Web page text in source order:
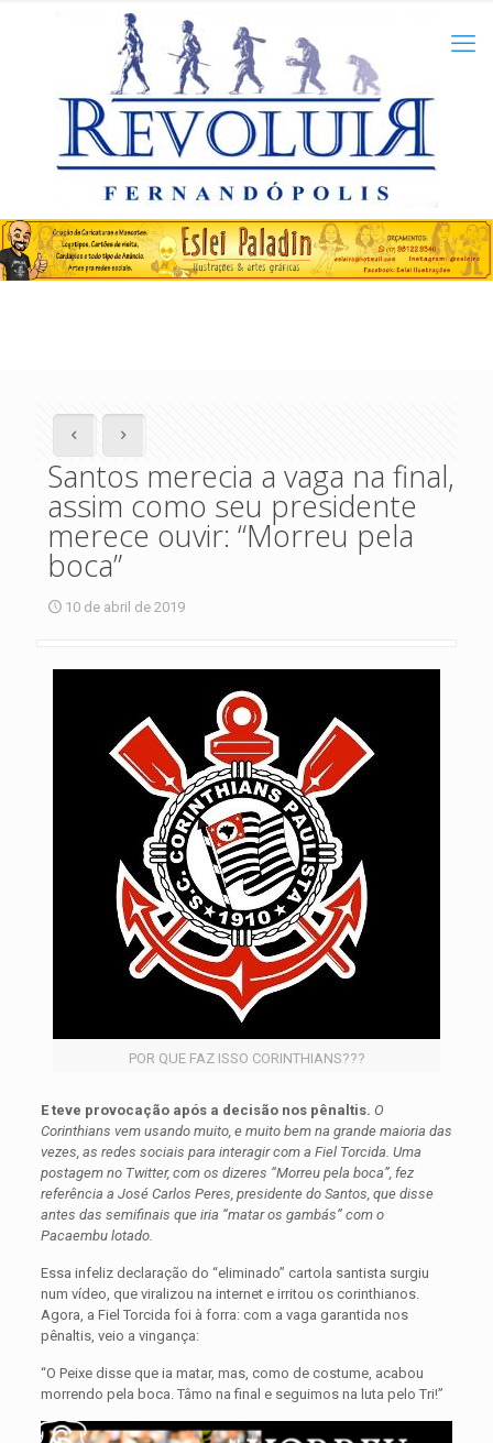
Santos merecia a vaga na final,
assim como seu presidente
merece ouvir: “Morreu pela
boca”
10 de abril de 2019
POR QUE FAZ ISSO CORINTHIANS???
E teve provocação após a decisão nos pênaltis. O
Corinthians vem usando muito, e muito bem na grande maioria das
vezes, as redes sociais para interagir com a Fiel Torcida. Uma
postagem no Twitter, com os dizeres “Morreu pela boca”, fez
referência a José Carlos Peres, presidente do Santos, que disse
antes das semifinais que iria “matar os gambás” com o
Pacaembu lotado.
Essa infeliz declaração do “eliminado” cartola santista surgiu
num vídeo, que viralizou na internet e irritou os corinthianos.
Agora, a Fiel Torcida foi à forra: com a vaga garantida nos
pênaltis, veio a vingança:
“O Peixe disse que ia matar, mas, como de costume, acabou
morrendo pela boca. Tâmo na final e seguimos na luta pelo Tri!”